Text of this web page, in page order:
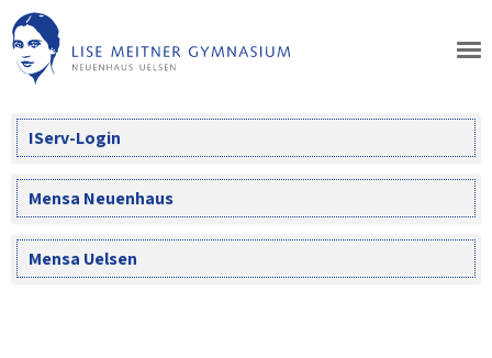
Skip
to
content
IServ-Login
Mensa Neuenhaus
Mensa Uelsen